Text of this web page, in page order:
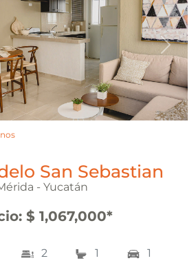
San Sebastian
- Yucatán
: $ 1,067,000*
2 1 1